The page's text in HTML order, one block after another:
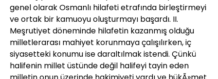
genel olarak Osmanlı hilafeti etrafında birleştirmeyi
ve ortak bir kamuoyu oluşturmayı başardı. II.
Meşrutiyet döneminde hilafetin kazanmış olduğu
milletlerarası mahiyet korunmaya çalışılırken, iç
siyasetteki konumu ise daraltılmak istendi. Çünkü
halifenin millet üstünde değil halifeyi tayin eden